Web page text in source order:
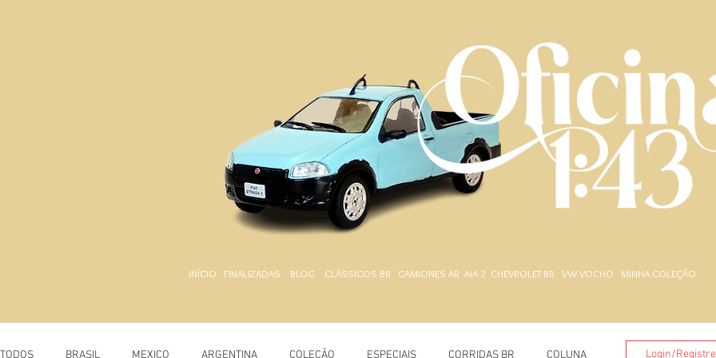
.
INÍCIO FINALIZADAS BLOG CLÁSSICOS BR CAMIONES AR AIA 2 CHEVROLET BR VW VOCHO MINHA COLEÇÃO
TODOS BRASIL MEXICO ARGENTINA COLEÇÃO ESPECIAIS CORRIDAS BR COLUNA Login/